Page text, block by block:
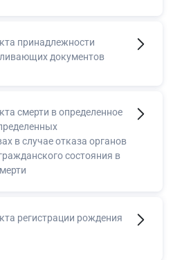
принадлежности
документов
смерти в определенное
в случае отказа органов
состояния в
регистрации рождения